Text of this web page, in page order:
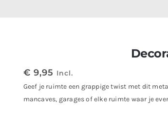
€ 9,95 Incl.
Geef je ruimte een grappige twist met dit
mancaves, garages of elke ruimte waar je